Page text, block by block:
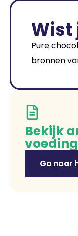
Wist
Pure
bronnen
Bekijk
Ga naar